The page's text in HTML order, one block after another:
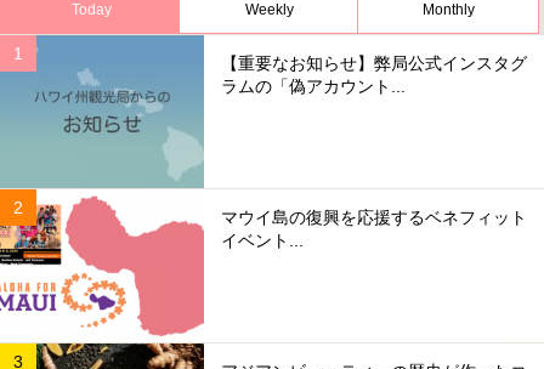
Today Weekly Monthly
【重要なお知らせ】弊局公式インスタグ
ラムの「偽アカウント...
マウイ島の復興を応援するベネフィット
イベント...